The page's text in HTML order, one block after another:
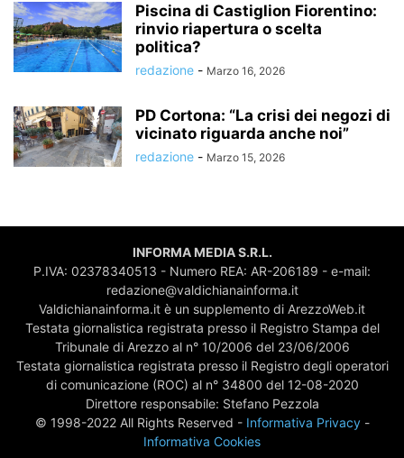
Piscina di Castiglion Fiorentino:
rinvio riapertura o scelta
politica?
redazione - Marzo 16, 2026
PD Cortona: “La crisi dei negozi di
vicinato riguarda anche noi”
redazione - Marzo 15, 2026
INFORMA MEDIA S.R.L.
P.IVA: 02378340513 - Numero REA: AR-206189 - e-mail:
redazione@valdichianainforma.it
Valdichianainforma.it è un supplemento di ArezzoWeb.it
Testata giornalistica registrata presso il Registro Stampa del
Tribunale di Arezzo al n° 10/2006 del 23/06/2006
Testata giornalistica registrata presso il Registro degli operatori
di comunicazione (ROC) al n° 34800 del 12-08-2020
Direttore responsabile: Stefano Pezzola
© 1998-2022 All Rights Reserved - Informativa Privacy-
Informativa Cookies